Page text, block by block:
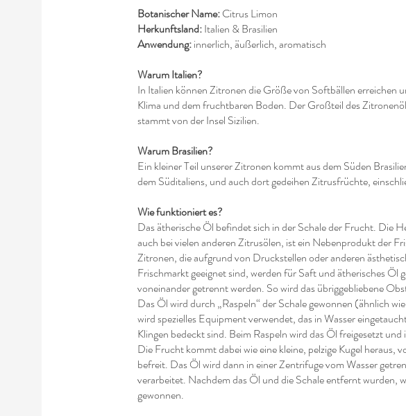
Botanischer Name:Citrus Limon
Herkunftsland:Italien & Brasilien
Anwendung:innerlich, äußerlich, aromatisch
Warum Italien?
In Italien können Zitronen die Größe von Softbällen erreichen
Klima und dem fruchtbaren Boden. Der Großteil des
stammt von der Insel Sizilien.
Warum Brasilien?
Ein kleiner Teil unserer Zitronen kommt aus dem Süden
dem Süditaliens, und auch dort gedeihen Zitrusfrüchte,
Wie funktioniert es?
Das ätherische Öl befindet sich in der Schale der Frucht. Die
auch bei vielen anderen Zitrusölen, ist ein Nebenprodukt der
Zitronen, die aufgrund von Druckstellen oder anderen
Frischmarkt geeignet sind, werden für Saft und ätherisches Öl
voneinander getrennt werden. So wird das übriggebliebene
Das Öl wird durch „Raspeln“ der Schale gewonnen (ähnlich
wird spezielles Equipment verwendet, das in Wasser
Klingen bedeckt sind. Beim Raspeln wird das Öl freigesetzt und
Die Frucht kommt dabei wie eine kleine, pelzige Kugel heraus,
befreit. Das Öl wird dann in einer Zentrifuge vom Wasser
verarbeitet. Nachdem das Öl und die Schale entfernt wurden,
gewonnen.